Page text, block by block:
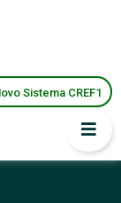
Sistema CREF1